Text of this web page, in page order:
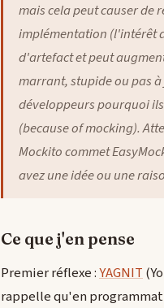
mais cela peut causer de
implémentation (l'intérêt
d'artefact et peut
marrant, stupide ou pas
développeurs pourquoi
(because of mocking).
Mockito commet
avez une idée ou une
Ce que j'en pense
Premier réflexe :YAGNIT
rappelle qu'en